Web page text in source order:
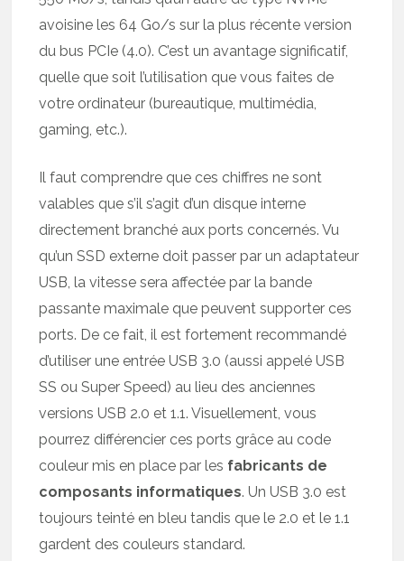
avoisine les 64 Go/s sur la plus récente version
du bus PCIe (4.0). C’est un avantage significatif,
quelle que soit l’utilisation que vous faites de
votre ordinateur (bureautique, multimédia,
gaming, etc.).
Il faut comprendre que ces chiffres ne sont
valables que s’il s’agit d’un disque interne
directement branché aux ports concernés. Vu
qu’un SSD externe doit passer par un adaptateur
USB, la vitesse sera affectée par la bande
passante maximale que peuvent supporter ces
ports. De ce fait, il est fortement recommandé
d’utiliser une entrée USB 3.0 (aussi appelé USB
SS ou Super Speed) au lieu des anciennes
versions USB 2.0 et 1.1. Visuellement, vous
pourrez différencier ces ports grâce au code
couleur mis en place par les fabricants de
composants informatiques. Un USB 3.0 est
toujours teinté en bleu tandis que le 2.0 et le 1.1
gardent des couleurs standard.